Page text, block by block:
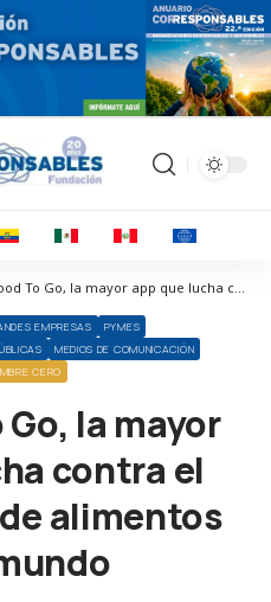
Corresponsables > Noticias > Too Good To Go, la mayor app que lucha contra el desperdicio de alimentos en el mundo
EMPRESAS
PYMES
MEDIOS DE COMUNICACIÓN
CERO
Go, la mayor
contra el
alimentos